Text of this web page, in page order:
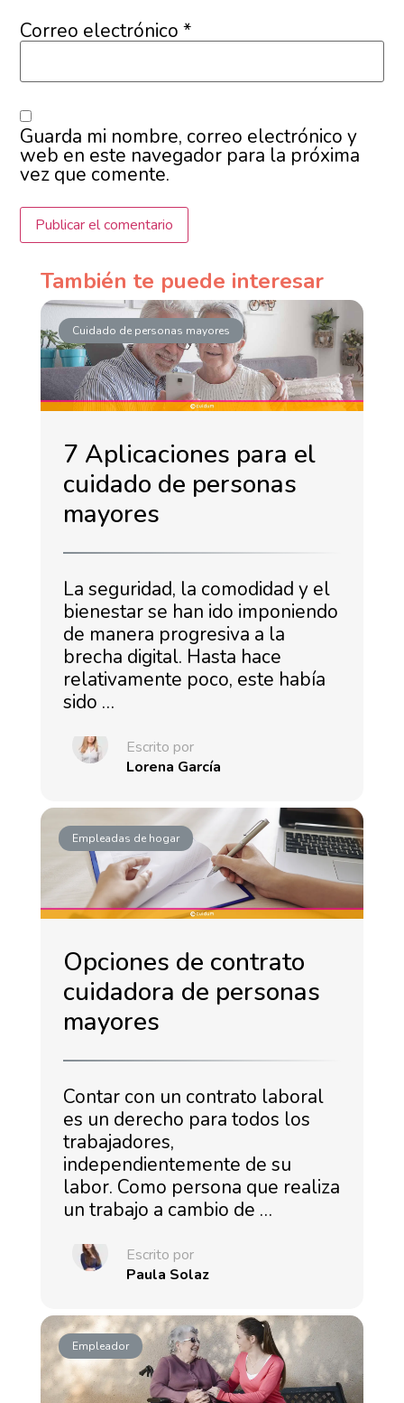
Correo electrónico*
Guarda mi nombre, correo electrónico y
web en este navegador para la próxima
vez que comente.
También te puede interesar
Cuidado de personas mayores
7 Aplicaciones para el
cuidado de personas
mayores
La seguridad, la comodidad y el
bienestar se han ido imponiendo
de manera progresiva a la
brecha digital. Hasta hace
relativamente poco, este había
sido …
Escrito por
Lorena García
Empleadas de hogar
Opciones de contrato
cuidadora de personas
mayores
Contar con un contrato laboral
es un derecho para todos los
trabajadores,
independientemente de su
labor. Como persona que realiza
un trabajo a cambio de …
Escrito por
Paula Solaz
Empleador